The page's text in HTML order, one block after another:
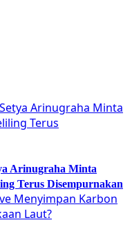
Arinugraha Minta
Terus Disempurnakan